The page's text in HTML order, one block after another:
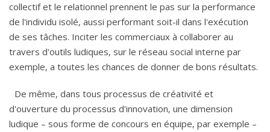
collectif et le relationnel prennent le pas sur la performance
de l'individu isolé, aussi performant soit-il dans l'exécution
de ses tâches. Inciter les commerciaux à collaborer au
travers d'outils ludiques, sur le réseau social interne par
exemple, a toutes les chances de donner de bons résultats.
De même, dans tous processus de créativité et
d'ouverture du processus d'innovation, une dimension
ludique – sous forme de concours en équipe, par exemple –